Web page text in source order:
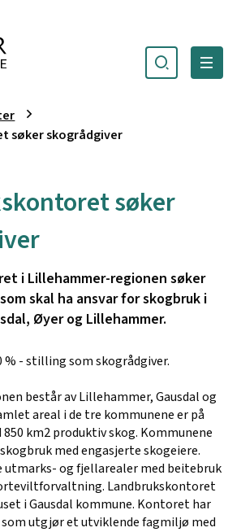
Søk Meny
søker skogrådgiver
søker
i Lillehammer-regionen søker
skal ha ansvar for skogbruk i
Øyer og Lillehammer.
% - stilling som skogrådgiver.
består av Lillehammer, Gausdal og
areal i de tre kommunene er på
850 km2 produktiv skog. Kommunene
med engasjerte skogeiere.
utmarks- og fjellarealer med beitebruk
Landbrukskontoret
i Gausdal kommune. Kontoret har
utgjør et utviklende fagmiljø med